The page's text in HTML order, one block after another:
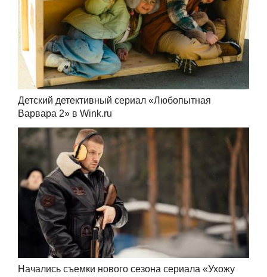
Детский детективный сериал «Любопытная
Варвара 2» в Wink.ru
Начались съемки нового сезона сериала «Ухожу